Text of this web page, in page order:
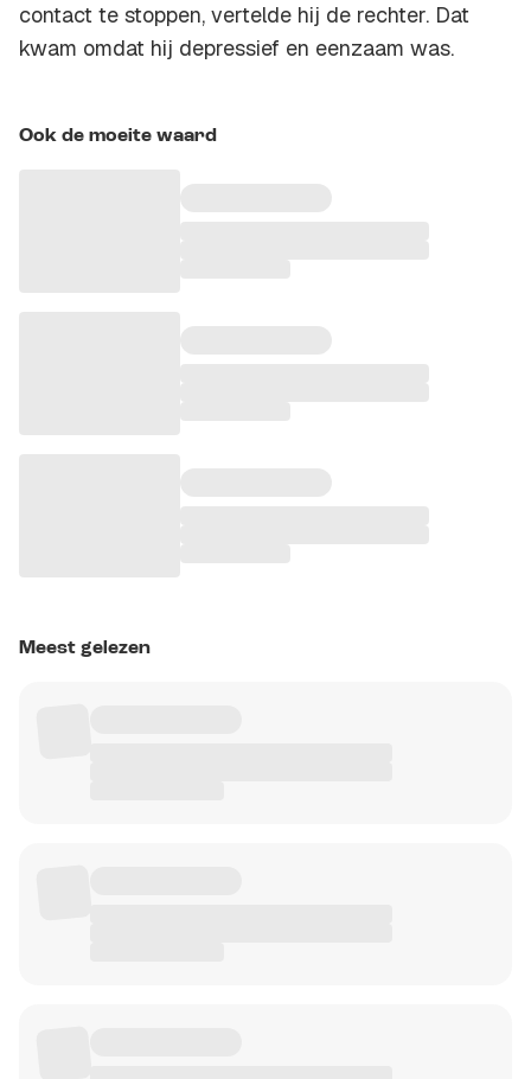
contact te stoppen, vertelde hij de rechter. Dat
kwam omdat hij depressief en eenzaam was.
Ook de moeite waard
Meest gelezen